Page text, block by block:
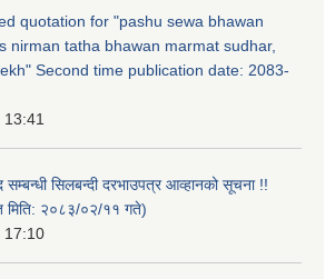
quotation for "pashu sewa bhawan
nirman tatha bhawan marmat sudhar,
Second time publication date: 2083-
सिलबन्दी दरभाउपत्र आव्हानको सूचना !!
मिति: २०८३/०२/११ गते)
17:10